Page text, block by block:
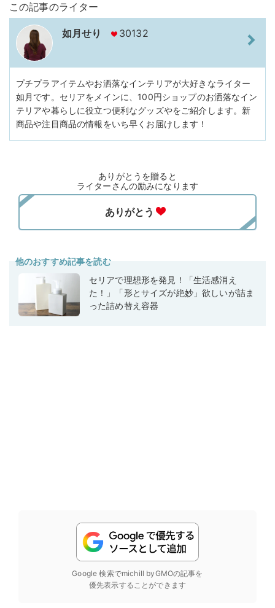
この記事のライター
如月せり 30132
プチプラアイテムやお洒落なインテリアが大好きなライター
如月です。セリアをメインに、100円ショップのお洒落なイン
テリアや暮らしに役立つ便利なグッズやをご紹介します。新
商品や注目商品の情報をいち早くお届けします！
ありがとうを贈ると
ライターさんの励みになります
他のおすすめ記事を読む
セリアで理想形を発見！「生活感消え
た！」「形とサイズが絶妙」欲しいが詰ま
った詰め替え容器
Google 検索でmichill byGMOの記事を
優先表示することができます